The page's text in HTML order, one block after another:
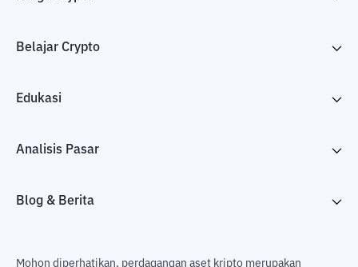
Belajar Crypto
Edukasi
Analisis Pasar
Blog & Berita
Mohon diperhatikan, perdagangan aset kripto merupakan